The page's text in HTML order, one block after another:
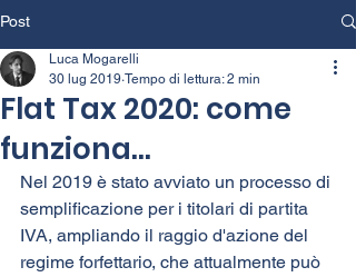
Post
Flat Tax 2020: come
funziona...
Luca Mogarelli
30 lug 2019 Tempo di lettura: 2 min
Nel 2019 è stato avviato un processo di
semplificazione per i titolari di partita
IVA, ampliando il raggio d'azione del
regime forfettario, che attualmente può